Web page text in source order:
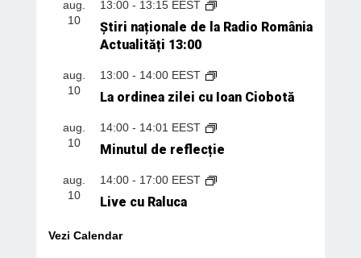
aug.
10
13:00- 13:15 EEST
Știri naționale de la Radio România
Actualități 13:00
aug.
10
13:00- 14:00 EEST
La ordinea zilei cu Ioan Ciobotă
aug.
10
14:00- 14:01 EEST
Minutul de reflecție
aug.
10
14:00- 17:00 EEST
Live cu Raluca
Vezi Calendar